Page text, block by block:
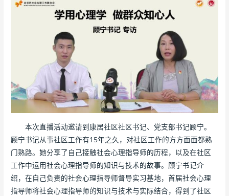
本次直播活动邀请到康居社区社区书记、党支部书记顾宁。
顾宁书记从事社区工作有15年之久，对社区工作的方方面面都熟
门熟路。她分享了自己接触社会心理指导师的历程，以及在社区
工作中运用社会心理指导师的知识与技术的故事。顾宁书记介
绍，在自己负责的社会心理指导师督导实习基地，首届社会心理
指导师将社会心理指导师的知识与技术与实际结合，得到了社区